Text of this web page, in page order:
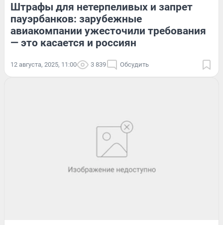
Штрафы для нетерпеливых и запрет
пауэрбанков: зарубежные
авиакомпании ужесточили требования
— это касается и россиян
12 августа, 2025, 11:00 3 839 Обсудить